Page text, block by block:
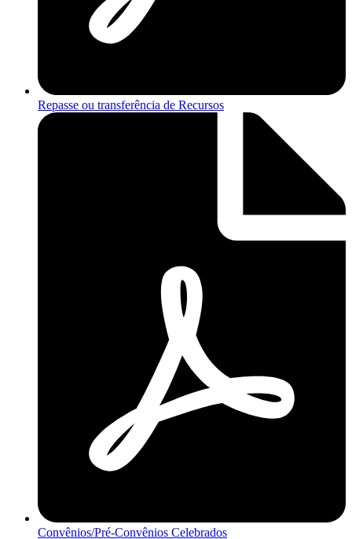
Repasse ou transferência de Recursos
Convênios/Pré-Convênios Celebrados